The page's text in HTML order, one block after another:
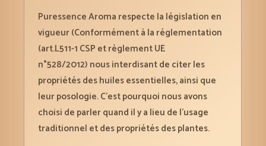
Puressence Aroma respecte la législation en
vigueur (Conformément à la réglementation
(art.L511-1 CSP et règlement UE
n°528/2012) nous interdisant de citer les
propriétés des huiles essentielles, ainsi que
leur posologie. C’est pourquoi nous avons
choisi de parler quand il y a lieu de l’usage
traditionnel et des propriétés des plantes.